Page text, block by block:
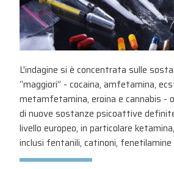
L'indagine si è concentrata sulle
“maggiori” - cocaina, amfetamina,
metamfetamina, eroina e cannabis -
di nuove sostanze psicoattive
livello europeo, in particolare
inclusi fentanili, catinoni,